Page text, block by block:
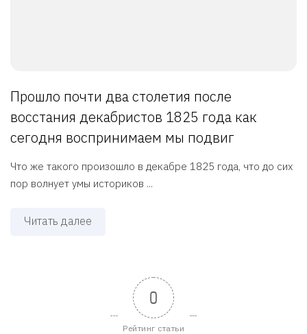
Прошло почти два столетия после
восстания декабристов 1825 года как
сегодня воспринимаем мы подвиг
Что же такого произошло в декабре 1825 года, что до сих
пор волнует умы историков ...
Читать далее
0
Рейтинг статьи